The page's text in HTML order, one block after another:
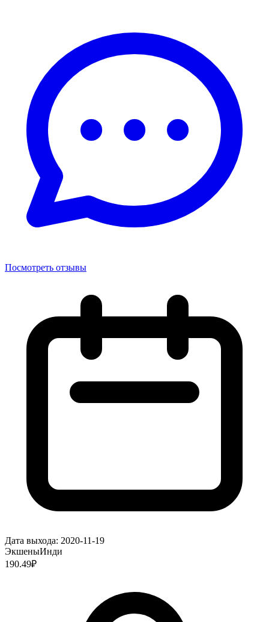
Посмотреть отзывы
Дата выхода: 2020-11-19
ЭкшеныИнди
190.49₽